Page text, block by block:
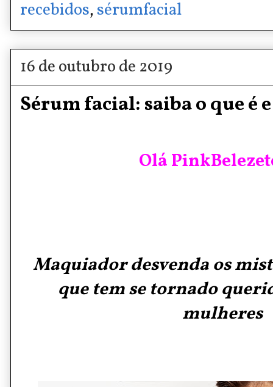
recebidos, sérumfacial
16 de outubro de 2019
Sérum facial: saiba o que é
Olá
Maquiador desvenda os
que tem se tornado
mulheres